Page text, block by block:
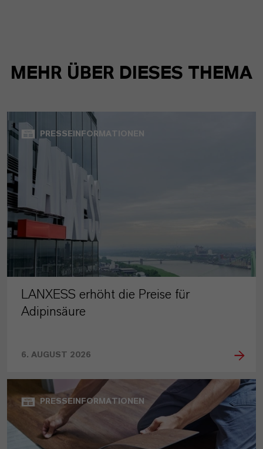
MEHR ÜBER DIESES THEMA
PRESSEINFORMATIONEN
LANXESS erhöht die Preise für
Adipinsäure
6. AUGUST 2026
PRESSEINFORMATIONEN